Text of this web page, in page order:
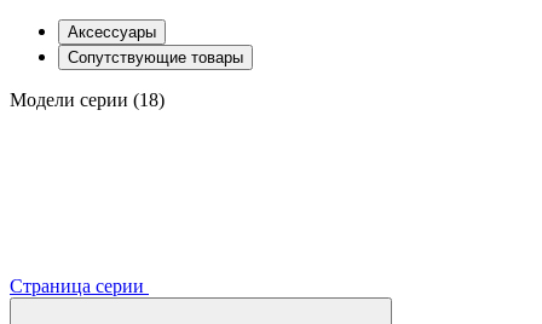
Аксессуары
Сопутствующие товары
Модели серии (18)
Страница серии